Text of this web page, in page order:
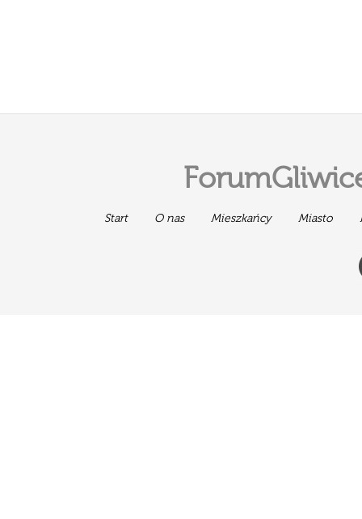
Start O nas Mieszkańcy Miasto